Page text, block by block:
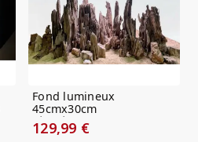
Fond lumineux
45cmx30cm
rétroéclairage RGB
129,99 €